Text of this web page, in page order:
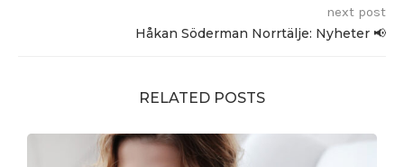
next post
Håkan Söderman Norrtälje: Nyheter 📢
RELATED POSTS